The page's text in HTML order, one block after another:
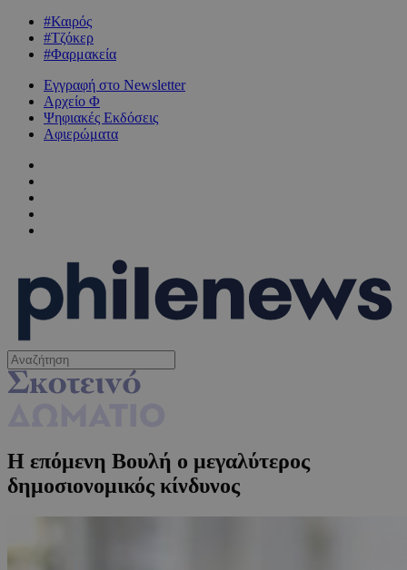
#Καιρός
#Τζόκερ
#Φαρμακεία
Εγγραφή στο Newsletter
Αρχείο Φ
Ψηφιακές Εκδόσεις
Αφιερώματα
Η επόμενη Βουλή ο μεγαλύτερος
δημοσιονομικός κίνδυνος